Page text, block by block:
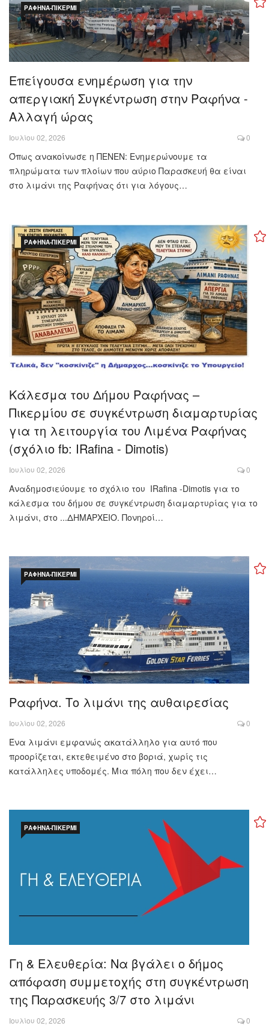
ΡΑΦΉΝΑ-ΠΙΚΈΡΜΙ
Επείγουσα ενημέρωση για την
απεργιακή Συγκέντρωση στην Ραφήνα -
Αλλαγή ώρας
Ιουλίου 02, 2026 0
Όπως ανακοίνωσε η ΠΕΝΕΝ: Ενημερώνουμε τα
πληρώματα των πλοίων που αύριο Παρασκευή θα είναι
στο λιμάνι της Ραφήνας ότι για λόγους…
ΡΑΦΉΝΑ-ΠΙΚΈΡΜΙ
Κάλεσμα του Δήμου Ραφήνας –
Πικερμίου σε συγκέντρωση διαμαρτυρίας
για τη λειτουργία του Λιμένα Ραφήνας
(σχόλιο fb: IRafina - Dimotis)
Ιουλίου 02, 2026 0
Αναδημοσιεύουμε το σχόλιο του IRafina -Dimotis για το
κάλεσμα του δήμου σε συγκέντρωση διαμαρτυρίας για το
λιμάνι, στο ...ΔΗΜΑΡΧΕΙΟ. Πονηροί…
ΡΑΦΉΝΑ-ΠΙΚΈΡΜΙ
Ραφήνα. Το λιμάνι της αυθαιρεσίας
Ιουλίου 02, 2026 0
Ένα λιμάνι εμφανώς ακατάλληλο για αυτό που
προορίζεται, εκτεθειμένο στο βοριά, χωρίς τις
κατάλληλες υποδομές. Μια πόλη που δεν έχει…
ΡΑΦΉΝΑ-ΠΙΚΈΡΜΙ
Γη & Ελευθερία: Να βγάλει ο δήμος
απόφαση συμμετοχής στη συγκέντρωση
της Παρασκευής 3/7 στο λιμάνι
Ιουλίου 02, 2026 0